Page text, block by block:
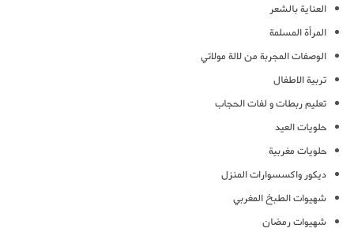
العناية بالشعر
المرأة المسلمة
الوصفات المجربة من لالة مولاتي
تربية الاطفال
تعليم ربطات و لفات الحجاب
حلويات العيد
حلويات مغربية
ديكور واكسسوارات المنزل
شهيوات الطبخ المغربي
شهيوات رمضان